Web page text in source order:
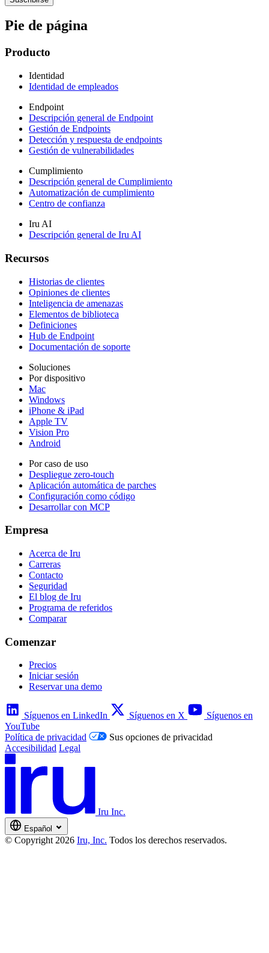
Pie de página
Producto
Identidad
Identidad de empleados
Endpoint
Descripción general de Endpoint
Gestión de Endpoints
Detección y respuesta de endpoints
Gestión de vulnerabilidades
Cumplimiento
Descripción general de Cumplimiento
Automatización de cumplimiento
Centro de confianza
Iru AI
Descripción general de Iru AI
Recursos
Historias de clientes
Opiniones de clientes
Inteligencia de amenazas
Elementos de biblioteca
Definiciones
Hub de Endpoint
Documentación de soporte
Soluciones
Por dispositivo
Mac
Windows
iPhone & iPad
Apple TV
Vision Pro
Android
Por caso de uso
Despliegue zero-touch
Aplicación automática de parches
Configuración como código
Desarrollar con MCP
Empresa
Acerca de Iru
Carreras
Contacto
Seguridad
El blog de Iru
Programa de referidos
Comparar
Comenzar
Precios
Iniciar sesión
Reservar una demo
Síguenos en LinkedIn Síguenos en X
Síguenos en
YouTube
Política de privacidad
Sus opciones de privacidad
Accesibilidad Legal
Iru Inc.
Español
© Copyright 2026 Iru, Inc. Todos los derechos reservados.